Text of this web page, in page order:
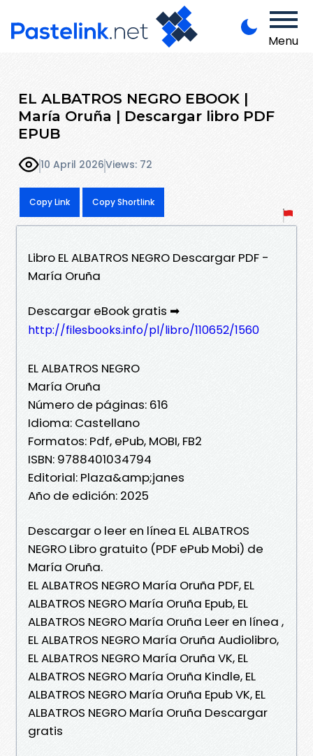
Menu
EL ALBATROS NEGRO EBOOK |
María Oruña | Descargar libro PDF
EPUB
10 April 2026Views: 72
Copy Link Copy Shortlink
Libro EL ALBATROS NEGRO Descargar PDF -
María Oruña
Descargar eBook gratis ➡
http://filesbooks.info/pl/libro/110652/1560
EL ALBATROS NEGRO
María Oruña
Número de páginas: 616
Idioma: Castellano
Formatos: Pdf, ePub, MOBI, FB2
ISBN: 9788401034794
Editorial: Plaza&amp;janes
Año de edición: 2025
Descargar o leer en línea EL ALBATROS
NEGRO Libro gratuito (PDF ePub Mobi) de
María Oruña.
EL ALBATROS NEGRO María Oruña PDF, EL
ALBATROS NEGRO María Oruña Epub, EL
ALBATROS NEGRO María Oruña Leer en línea ,
EL ALBATROS NEGRO María Oruña Audiolibro,
EL ALBATROS NEGRO María Oruña VK, EL
ALBATROS NEGRO María Oruña Kindle, EL
ALBATROS NEGRO María Oruña Epub VK, EL
ALBATROS NEGRO María Oruña Descargar
gratis